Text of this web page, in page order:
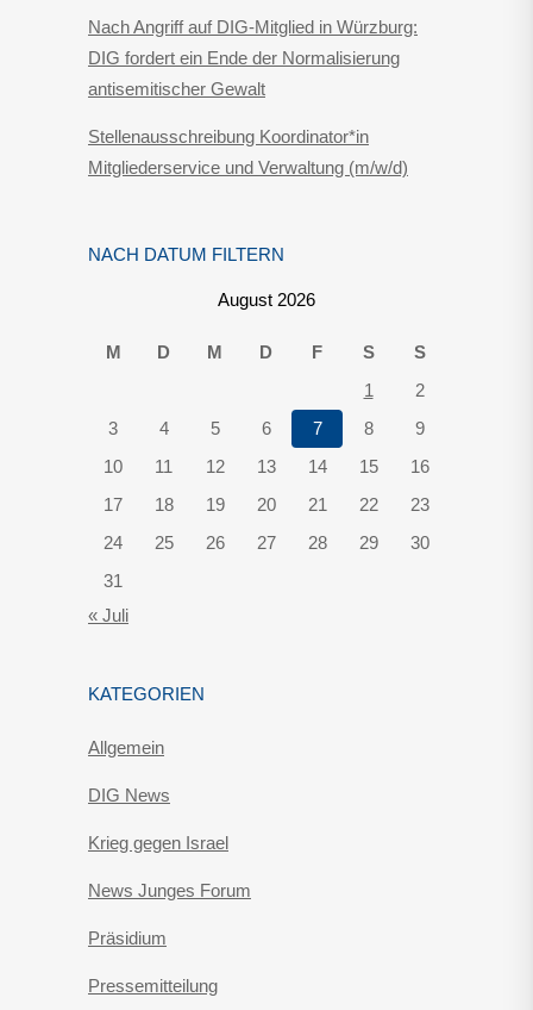
Nach Angriff auf DIG-Mitglied in Würzburg:
DIG fordert ein Ende der Normalisierung
antisemitischer Gewalt
Stellenausschreibung Koordinator*in
Mitgliederservice und Verwaltung (m/w/d)
NACH DATUM FILTERN
August 2026
M D M D F S
S
1
2
3
4 5 6 7 8
9
10
11 12 13 14 15
16
17
18 19 20 21 22
23
24
25 26 27 28 29
30
31
« Juli
KATEGORIEN
Allgemein
DIG News
Krieg gegen Israel
News Junges Forum
Präsidium
Pressemitteilung